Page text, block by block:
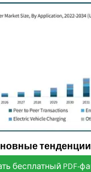
бесплатный PDF-